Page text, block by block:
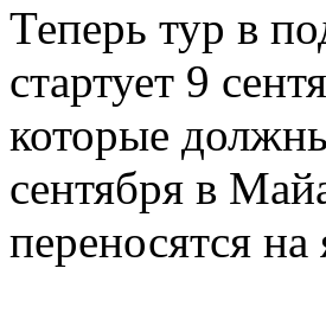
Теперь тур в
стартует 9
которые
сентября в
переносятся